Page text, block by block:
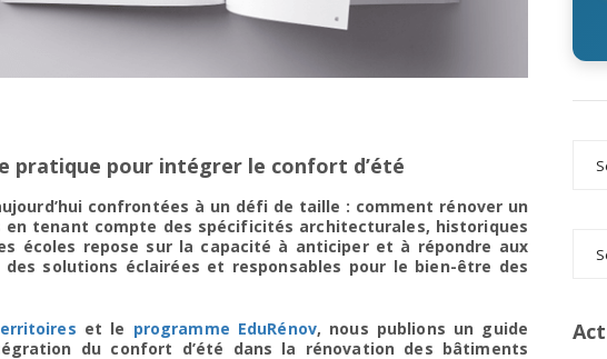
pratique pour intégrer le confort d’été
confrontées à un défi de taille : comment rénover un
en tenant compte des spécificités architecturales, historiques
écoles repose sur la capacité à anticiper et à répondre aux
solutions éclairées et responsables pour le bien-être des
et le programme EduRénov, nous publions un guide
du confort d’été dans la rénovation des bâtiments